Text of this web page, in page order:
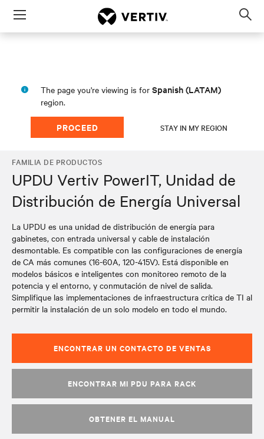
Menu
The page you're viewing is for Spanish (LATAM)
region.
PROCEED STAY IN MY REGION
FAMILIA DE PRODUCTOS
UPDU Vertiv PowerIT, Unidad de
Distribución de Energía Universal
La UPDU es una unidad de distribución de energía para
gabinetes, con entrada universal y cable de instalación
desmontable. Es compatible con las configuraciones de energía
de CA más comunes (16-60A, 120-415V). Está disponible en
modelos básicos e inteligentes con monitoreo remoto de la
potencia y el entorno, y conmutación de nivel de salida.
Simplifique las implementaciones de infraestructura crítica de TI al
permitir la instalación de un solo modelo en todo el mundo.
ENCONTRAR UN CONTACTO DE VENTAS
ENCONTRAR MI PDU PARA RACK
OBTENER EL MANUAL